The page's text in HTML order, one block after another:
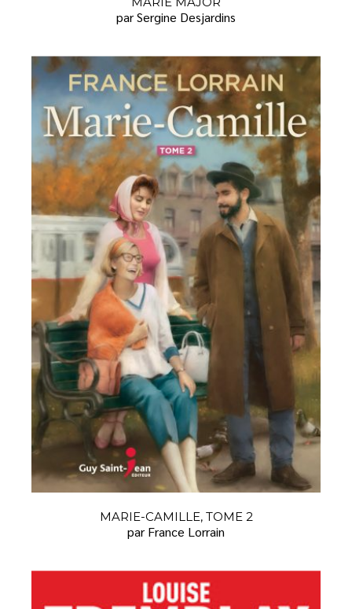
par Sergine Desjardins
MARIE-CAMILLE, TOME 2
par France Lorrain